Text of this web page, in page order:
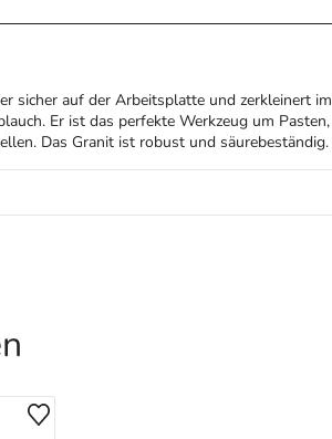
sicher auf der Arbeitsplatte und zerkleinert im
Er ist das perfekte Werkzeug um Pasten,
Das Granit ist robust und säurebeständig.